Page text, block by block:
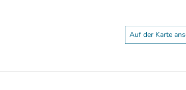
Auf der Karte